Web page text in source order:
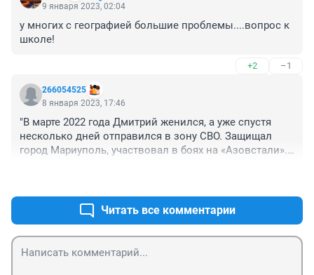
9 января 2023, 02:04
у многих с географией большие проблемы....вопрос к
школе!
+2 –1
266054525
8 января 2023, 17:46
"В марте 2022 года Дмитрий женился, а уже спустя
несколько дней отправился в зону СВО. Защищал
город Мариуполь, участвовал в боях на «Азовстали»."
Читать все комментарии